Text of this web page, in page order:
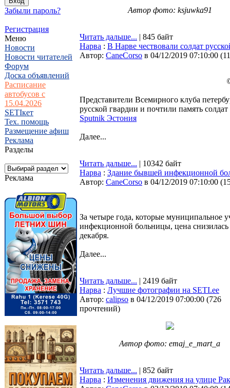
Забыли пароль?
Регистрация
Меню
Новости
Новости читателей
Форум
Доска объявлений
Расписание
автобусов с
15.04.2026
SETIкет
Тех. помощь
Размещение афиш
Реклама
Разделы
Реклама
Автор фото: ksjuwka91
Читать дальше... | 845 байт
Нарва : В Нарве чествовали солдат
Автор: CaneCorso в 04/12/2019 07:10:00 (
Представители Всемирного клуба
русской гвардии и почтили память
Sputnik Эстония
Далее...
Читать дальше... | 10342 байт
Нарва : Здание бывшей инфекционной
Автор: CaneCorso в 04/12/2019 07:10:00 (
За четыре года, которые муниципальное
инфекционной больницы, цена снизилась
декабря.
Далее...
Читать дальше... | 2419 байт
Нарва : Лучшие фотографии на SETI.ee
Автор: calipso в 04/12/2019 07:00:00 (726
прочтений)
Автор фото: emaj_e_mart_a
Читать дальше... | 852 байт
Нарва : Изменения движения на улице